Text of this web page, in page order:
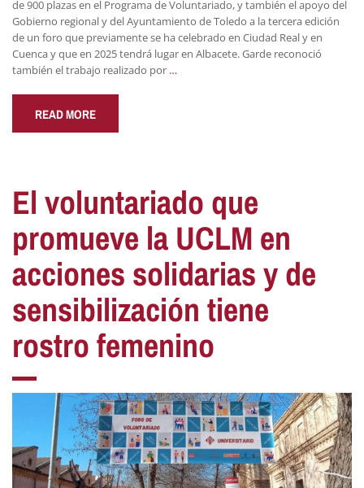
de 900 plazas en el Programa de Voluntariado, y también el apoyo del
Gobierno regional y del Ayuntamiento de Toledo a la tercera edición
de un foro que previamente se ha celebrado en Ciudad Real y en
Cuenca y que en 2025 tendrá lugar en Albacete. Garde reconoció
también el trabajo realizado por …
READ MORE
El voluntariado que
promueve la UCLM en
acciones solidarias y de
sensibilización tiene
rostro femenino